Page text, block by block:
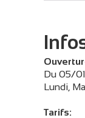
Du 05/
Lundi,
Tarifs: